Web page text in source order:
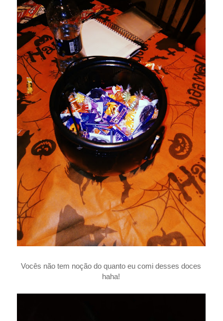
Vocês não tem noção do quanto eu comi desses doces
haha!